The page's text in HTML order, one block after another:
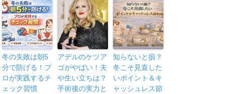
冬の失敗は朝5
分で防げる！プ
ロが実践するチ
ェック習慣
アデルのケツア
ゴがやばい！夫
や生い立ちは？
手術後の実力と
知らないと損？
冬こそ見直した
いポイント＆キ
ャッシュレス節